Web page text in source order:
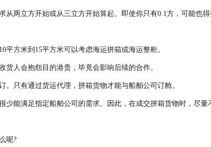
从两立方开始或从三立方开始算起。即使你只有0.1方，可能也
方米到15平方米可以考虑海运拼箱或海运整柜。
人会抱怨目的港贵，毕竟会影响后续的合作。
只有通过货运代理，拼箱货物才能与船舶公司订舱。
少能满足指定船舶公司的需求。因此，在成交拼箱货物时，尽
呢?